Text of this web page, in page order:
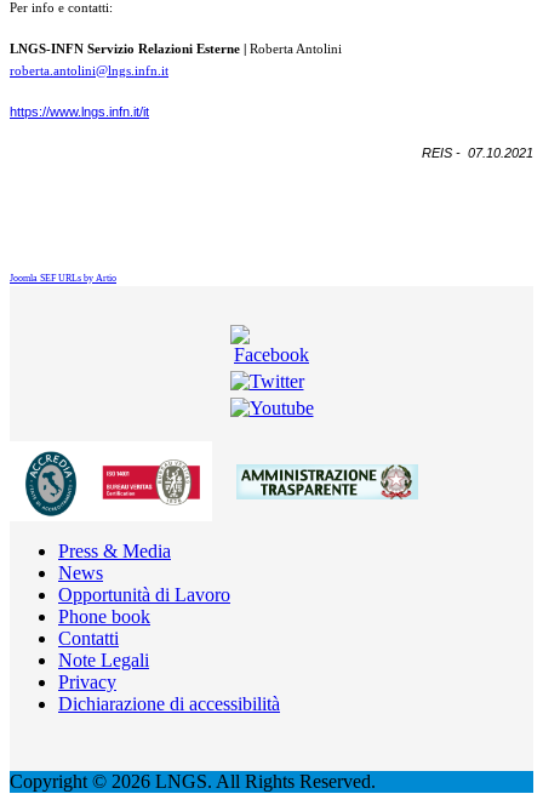
Per info e contatti:
LNGS-INFN Servizio Relazioni Esterne | Roberta Antolini
roberta.antolini@lngs.infn.it
https://www.lngs.infn.it/it
REIS - 07.10.2021
Joomla SEF URLs by Artio
Press & Media
News
Opportunità di Lavoro
Phone book
Contatti
Note Legali
Privacy
Dichiarazione di accessibilità
Copyright © 2026 LNGS. All Rights Reserved.